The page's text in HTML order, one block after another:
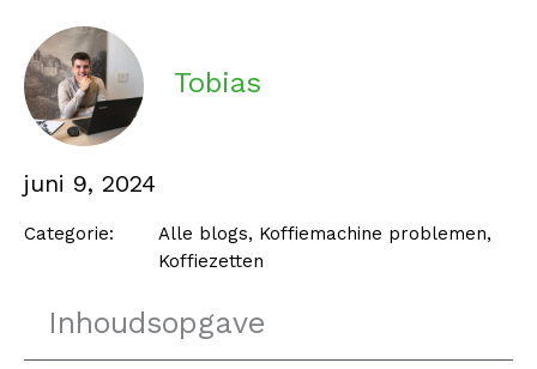
Tobias
juni 9, 2024
Categorie: Alle blogs, Koffiemachine problemen,
Koffiezetten
Inhoudsopgave